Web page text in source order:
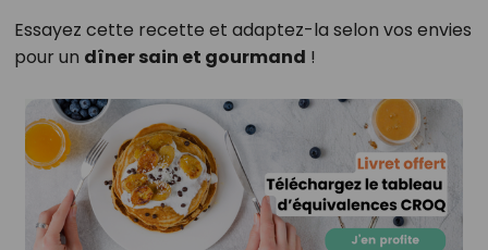
Essayez cette recette et adaptez-la selon vos envies
pour un dîner sain et gourmand !